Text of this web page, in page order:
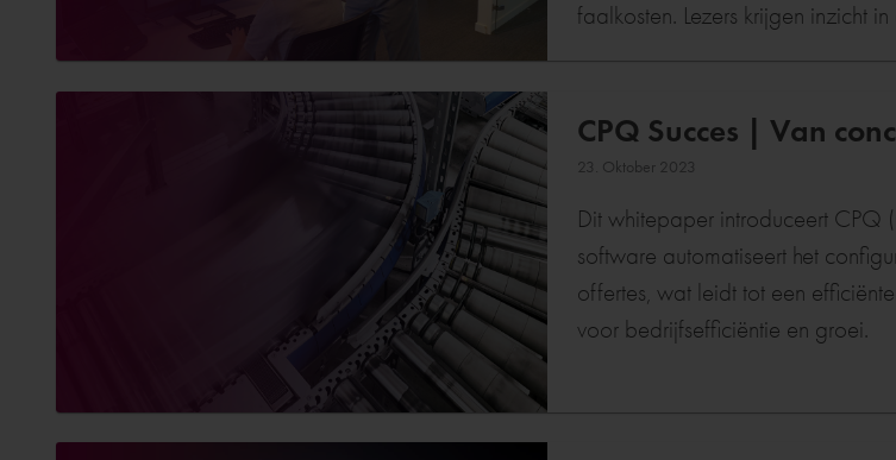
faalkosten. Lezers krijgen inzicht
CPQ Succes | Van
23. Oktober 2023
Dit whitepaper introduceert CPQ
software automatiseert het
offertes, wat leidt tot een
voor bedrijfsefficiëntie en groei.